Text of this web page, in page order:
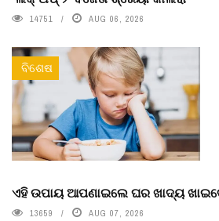
14751 AUG 06, 2026
ବିଶେଷ
ଏହି ଉପାୟ ଆପଣାଇଲେ ଘର ଖାଦ୍ୟ
13659 AUG 07, 2026